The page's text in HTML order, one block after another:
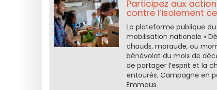
Participez aux
contre l’isolement
La plateforme publique
mobilisation nationale «
chauds, maraude, ou
bénévolat du mois de
de partager l’esprit et la
entourés. Campagne en
Emmaüs.